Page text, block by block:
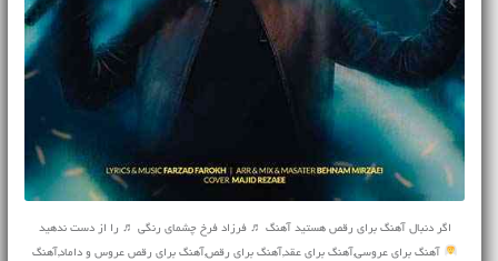
اگر دنبال آهنگ برای رقص هستید آهنگ ♬ فرزاد فرخ چشمای رنگی ♬ را از دست ندهید
آهنگ برای عروسی,آهنگ برای عقد,آهنگ برای رقص,آهنگ برای رقص عروس و داماد,آهنگ